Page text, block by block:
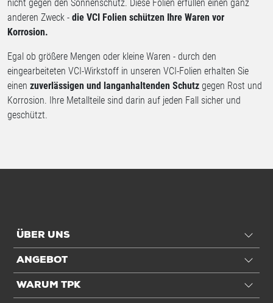
nicht gegen den Sonnenschutz. Diese Folien erfüllen einen ganz
anderen Zweck - die VCI Folien schützen Ihre Waren vor
Korrosion.
Egal ob größere Mengen oder kleine Waren - durch den
eingearbeiteten VCI-Wirkstoff in unseren VCI-Folien erhalten Sie
einen zuverlässigen und langanhaltenden Schutz gegen Rost und
Korrosion. Ihre Metallteile sind darin auf jeden Fall sicher und
geschützt.
ÜBER UNS
ANGEBOT
WARUM TPK